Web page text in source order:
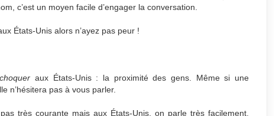
c’est un moyen facile d’engager la conversation.
États-Unis alors n’ayez pas peur !
aux États-Unis : la proximité des gens. Même si une
n’hésitera pas à vous parler.
très courante mais aux États-Unis, on parle très facilement.